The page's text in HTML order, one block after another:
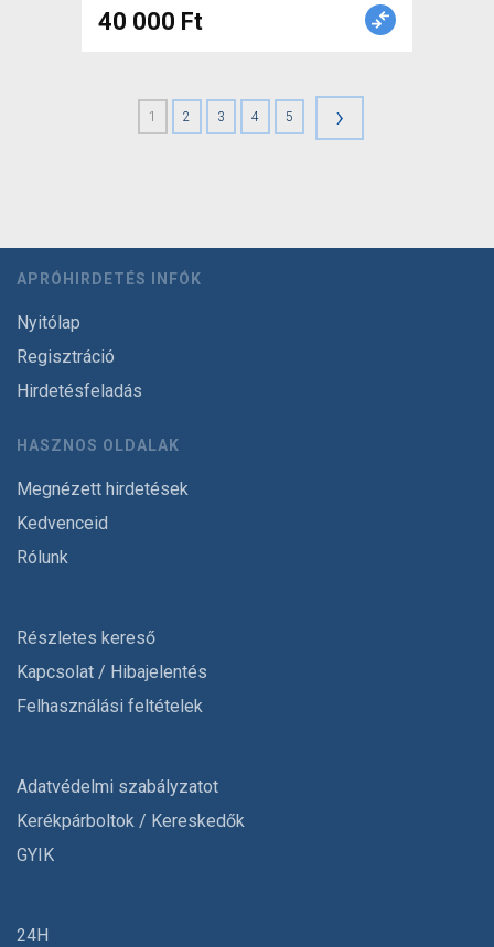
40 000 Ft
1 2 3 4 5 ›
APRÓHIRDETÉS INFÓK
Nyitólap
Regisztráció
Hirdetésfeladás
HASZNOS OLDALAK
Megnézett hirdetések
Kedvenceid
Rólunk
Részletes kereső
Kapcsolat / Hibajelentés
Felhasználási feltételek
Adatvédelmi szabályzatot
Kerékpárboltok / Kereskedők
GYIK
24H